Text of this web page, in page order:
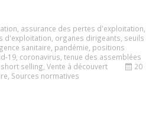
assurance des pertes d'exploitation
d'exploitation organes dirigeants seuils
sanitaire pandémie positions
19 coronavirus tenue des assemblées
short selling Vente à découvert
20
Sources normatives